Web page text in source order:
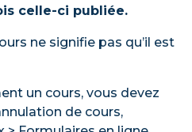
celle-ci publiée.
ne signifie pas qu’il est
un cours, vous devez
de cours,